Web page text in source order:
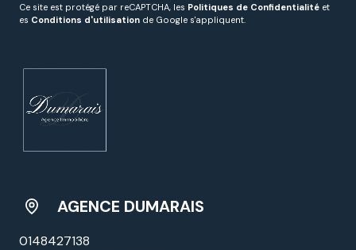
Ce site est protégé par reCAPTCHA, les Politiques de Confidentialité et
es Conditions d'utilisation de Google s'appliquent.
AGENCE DUMARAIS
0148427138